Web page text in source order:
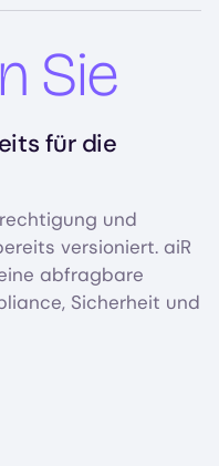
Sie
für die
und
versioniert. aiR
abfragbare
Sicherheit und